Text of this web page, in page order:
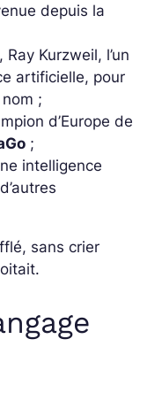
depuis la
Kurzweil, l’un
artificielle, pour
;
d’Europe de
;
intelligence
sans crier